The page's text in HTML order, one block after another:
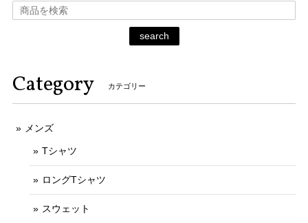
search
Category カテゴリー
メンズ
Tシャツ
ロングTシャツ
スウェット